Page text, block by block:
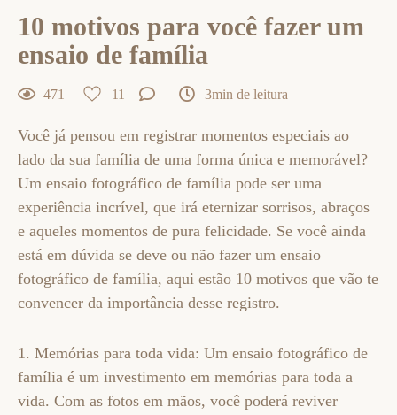
10 motivos para você fazer um
ensaio de família
471 11 3min de leitura
Você já pensou em registrar momentos especiais ao
lado da sua família de uma forma única e memorável?
Um ensaio fotográfico de família pode ser uma
experiência incrível, que irá eternizar sorrisos, abraços
e aqueles momentos de pura felicidade. Se você ainda
está em dúvida se deve ou não fazer um ensaio
fotográfico de família, aqui estão 10 motivos que vão te
convencer da importância desse registro.
1. Memórias para toda vida: Um ensaio fotográfico de
família é um investimento em memórias para toda a
vida. Com as fotos em mãos, você poderá reviver